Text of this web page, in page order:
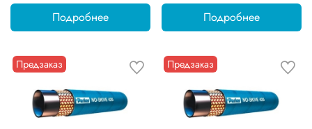
Подробнее Подробнее
Предзаказ Предзаказ